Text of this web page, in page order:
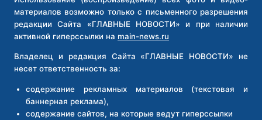
материалов возможно только с письменного разрешения
редакции Сайта «ГЛАВНЫЕ НОВОСТИ» и при наличии
активной гиперссылки на main-news.ru
Владелец и редакция Сайта «ГЛАВНЫЕ НОВОСТИ» не
несет ответственность за:
содержание рекламных материалов (текстовая и
баннерная реклама),
содержание сайтов, на которые ведут гиперссылки